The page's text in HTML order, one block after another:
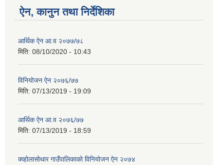
ऐन, कानुन तथा निर्देशिका
आर्थिक ऐन आ.व २०७७/७८
मिति: 08/10/2020 - 10:43
विनियोजन ऐन २०७६/७७
मिति: 07/13/2019 - 19:09
आर्थिक ऐन आ.व २०७६/७७
मिति: 07/13/2019 - 18:59
क्व्होलासोथार गाउँपालिकाको विनियोजन ऐन २०७४